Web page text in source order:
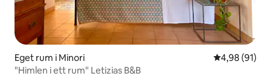
Eget rum i Minori 4,98 av 5 i
4,98 (91)
"Himlen i ett rum" Letizias B&B